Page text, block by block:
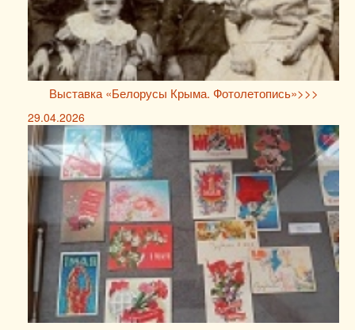
Выставка «Белорусы Крыма. Фотолетопись»>>>
29.04.2026